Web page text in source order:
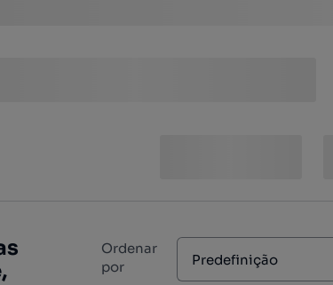
Ordenar
por
Predefinição